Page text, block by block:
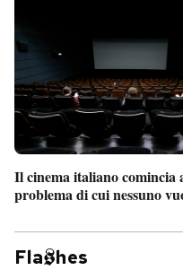
Il cinema italiano comincia
problema di cui nessuno
Fla hes